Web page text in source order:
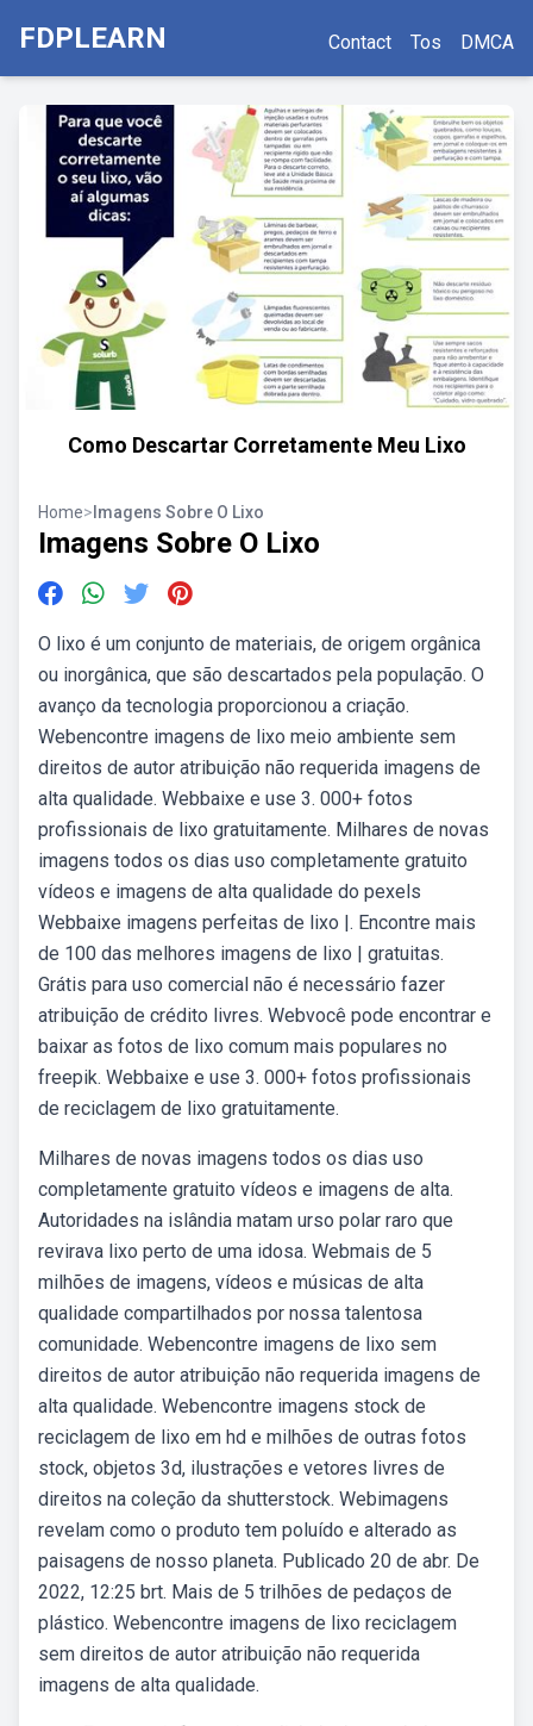
FDPLEARN Contact Tos DMCA
Como Descartar Corretamente Meu Lixo
Home> Imagens Sobre O Lixo
Imagens Sobre O Lixo
O lixo é um conjunto de materiais, de origem orgânica
ou inorgânica, que são descartados pela população. O
avanço da tecnologia proporcionou a criação.
Webencontre imagens de lixo meio ambiente sem
direitos de autor atribuição não requerida imagens de
alta qualidade. Webbaixe e use 3. 000+ fotos
profissionais de lixo gratuitamente. Milhares de novas
imagens todos os dias uso completamente gratuito
vídeos e imagens de alta qualidade do pexels
Webbaixe imagens perfeitas de lixo |. Encontre mais
de 100 das melhores imagens de lixo | gratuitas.
Grátis para uso comercial não é necessário fazer
atribuição de crédito livres. Webvocê pode encontrar e
baixar as fotos de lixo comum mais populares no
freepik. Webbaixe e use 3. 000+ fotos profissionais
de reciclagem de lixo gratuitamente.
Milhares de novas imagens todos os dias uso
completamente gratuito vídeos e imagens de alta.
Autoridades na islândia matam urso polar raro que
revirava lixo perto de uma idosa. Webmais de 5
milhões de imagens, vídeos e músicas de alta
qualidade compartilhados por nossa talentosa
comunidade. Webencontre imagens de lixo sem
direitos de autor atribuição não requerida imagens de
alta qualidade. Webencontre imagens stock de
reciclagem de lixo em hd e milhões de outras fotos
stock, objetos 3d, ilustrações e vetores livres de
direitos na coleção da shutterstock. Webimagens
revelam como o produto tem poluído e alterado as
paisagens de nosso planeta. Publicado 20 de abr. De
2022, 12:25 brt. Mais de 5 trilhões de pedaços de
plástico. Webencontre imagens de lixo reciclagem
sem direitos de autor atribuição não requerida
imagens de alta qualidade.